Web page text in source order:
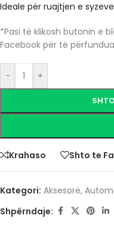
Ideale për ruajtjen e
*Pasi të klikosh butonin e
Facebook për të
- +
Krahaso Shto te
Kategori: Aksesorë,
Shpërndaje: